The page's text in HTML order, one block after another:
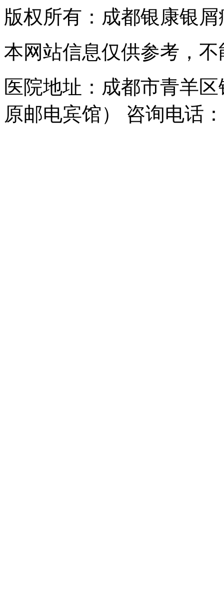
版权所有：成都银康银
本网站信息仅供参考，
医院地址：成都市青羊
原邮电宾馆） 咨询电话